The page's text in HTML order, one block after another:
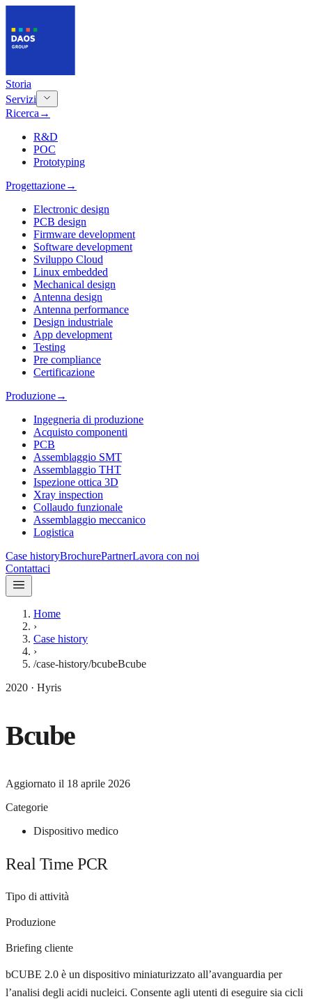
Storia
Servizi
Ricerca →
R&D
POC
Prototyping
Progettazione→
Electronic design
PCB design
Firmware development
Software development
Sviluppo Cloud
Linux embedded
Mechanical design
Antenna design
Antenna performance
Design industriale
App development
Testing
Pre compliance
Certificazione
Produzione→
Ingegneria di produzione
Acquisto componenti
PCB
Assemblaggio SMT
Assemblaggio THT
Ispezione ottica 3D
Xray inspection
Collaudo funzionale
Assemblaggio meccanico
Logistica
Case historyBrochurePartnerLavora con noi
Contattaci
Home
›
Case history
›
/case-history/bcubeBcube
2020 · Hyris
Bcube
Aggiornato il 18 aprile 2026
Categorie
Dispositivo medico
Real Time PCR
Tipo di attività
Produzione
Briefing cliente
bCUBE 2.0 è un dispositivo miniaturizzato all’avanguardia per
l’analisi degli acidi nucleici. Consente agli utenti di eseguire sia cicli